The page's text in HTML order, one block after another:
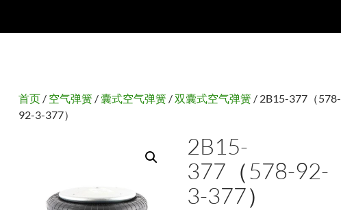
首页 / 空气弹簧 / 囊式空气弹簧 /双囊式空气弹簧 / 2B15-377（578-
92-3-377）
2B15-
377（578-92-
3-377）